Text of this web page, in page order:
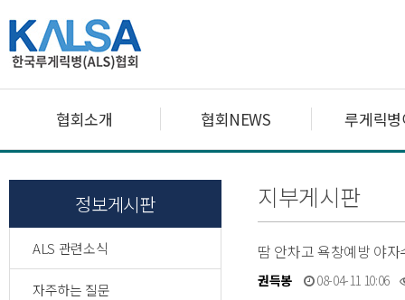
협회소개 협회NEWS 루게릭
정보게시판
ALS 관련소식
자주하는 질문
지부게시판
땀 안차고 욕창예방 야자
권득봉 08-04-11 10:06